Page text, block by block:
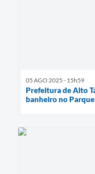
05 AGO 2025 - 15h59
Prefeitura de Alto
banheiro no